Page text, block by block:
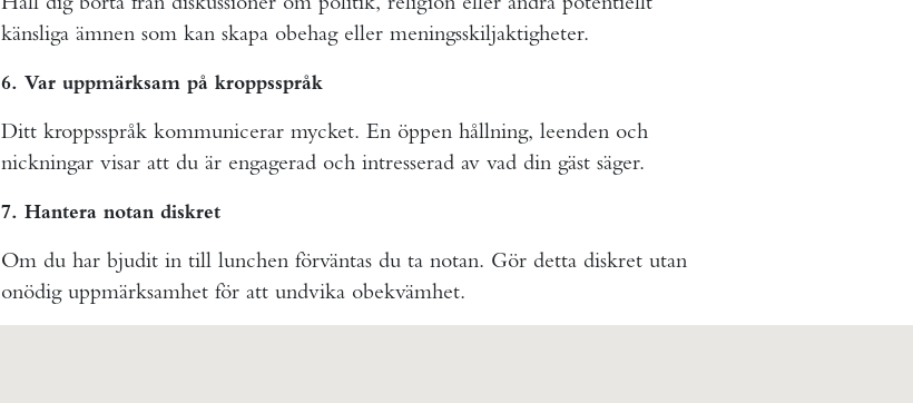
känsliga ämnen som kan skapa obehag eller meningsskiljaktigheter.
6. Var uppmärksam på kroppsspråk
Ditt kroppsspråk kommunicerar mycket. En öppen hållning, leenden och
nickningar visar att du är engagerad och intresserad av vad din gäst säger.
7. Hantera notan diskret
Om du har bjudit in till lunchen förväntas du ta notan. Gör detta diskret utan
onödig uppmärksamhet för att undvika obekvämhet.